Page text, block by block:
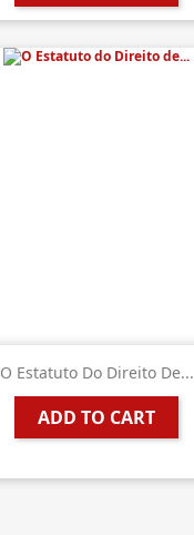
O Estatuto Do Direito De...
ADD TO CART